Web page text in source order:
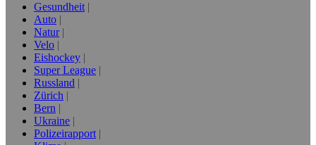
Gesundheit
Auto
Natur
Velo
Eishockey
Super League
Russland
Zürich
Bern
Ukraine
Polizeirapport